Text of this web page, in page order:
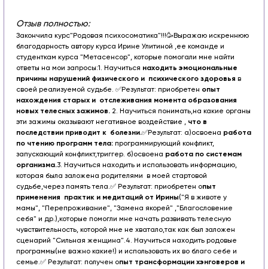
Отзыв полностью:
Закончила курс"Родовая психосоматика"!!!🥳Выражаю искреннюю
благодарность автору курса Ирине Улитиной ,ее команде и
студенткам курса "Метасенсор", которые помогали мне найти
ответы на мои запросы:1. Научиться находить эмоциональные
причины нарушений физического и психического здоровья в
своей реализуемой судьбе. ✅Результат: приобретен опыт
нахождения старых и отслеживания момента образования
новых телесных зажимов. 2. Научиться понимать,на какие органы
эти зажимы оказывают негативное воздействие ,что в
последствии приводит к болезни.✅Результат: а)освоена работа
по чтению программ тела:программирующий конфликт,
запускающий конфликт,триггер. б)освоена работа по системам
организма.3. Научиться находить и использовать информацию,
которая была заложена родителями в моей стартовой
судьбе,через память тела.✅ Результат: приобретен опыт
применения практик и медитаций от Ирины("Я в животе у
мамы", "Перепроживание", "Замена якорей" ,"Благословение
себя" и др.),которые помогли мне начать развивать телесную
чувствительность, которой мне не хватало,так как был заложен
сценарий "Сильная женщина".4. Научиться находить родовые
программы(не важно какие!) и использовать их во благо себе и
семье.✅ Результат: получен опыт трансформации хэнговеров и